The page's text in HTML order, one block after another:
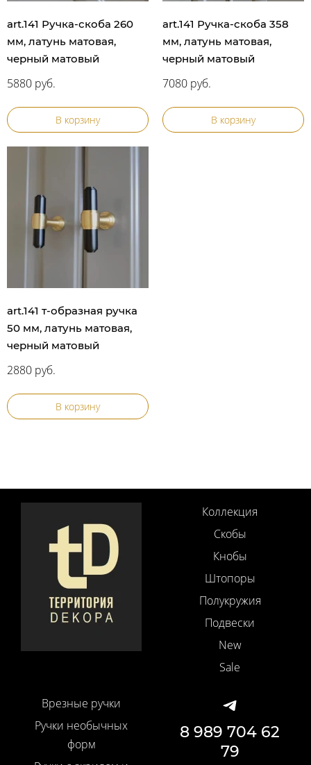
art.141 Ручка-скоба 260
мм, латунь матовая,
черный матовый
5880 руб.
В корзину
art.141 Ручка-скоба 358
мм, латунь матовая,
черный матовый
7080 руб.
В корзину
art.141 т-образная ручка
50 мм, латунь матовая,
черный матовый
2880 руб.
В корзину
Коллекция
Скобы
Кнобы
Штопоры
Полукружия
Подвески
New
Sale
Врезные ручки
Ручки необычных
форм
8 989 704 62
79